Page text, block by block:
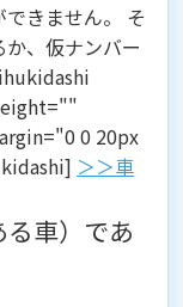
きません。 そ
、仮ナンバー
0 20px
＞＞車
車）であ